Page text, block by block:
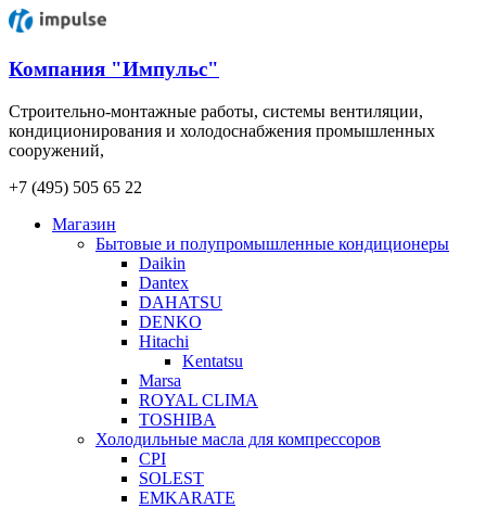
Компания "Импульс"
Строительно-монтажные работы, системы вентиляции,
кондиционирования и холодоснабжения промышленных
сооружений,
+7 (495) 505 65 22
Магазин
Бытовые и полупромышленные кондиционеры
Daikin
Dantex
DAHATSU
DENKO
Hitachi
Kentatsu
Marsa
ROYAL CLIMA
TOSHIBA
Холодильные масла для компрессоров
CPI
SOLEST
EMKARATE